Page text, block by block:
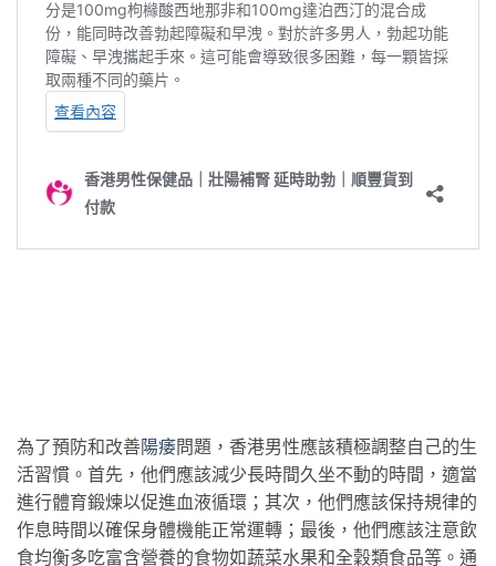
為了預防和改善陽痿問題，香港男性應該積極調整自己的生
活習慣。首先，他們應該減少長時間久坐不動的時間，適當
進行體育鍛煉以促進血液循環；其次，他們應該保持規律的
作息時間以確保身體機能正常運轉；最後，他們應該注意飲
食均衡多吃富含營養的食物如蔬菜水果和全穀類食品等。通